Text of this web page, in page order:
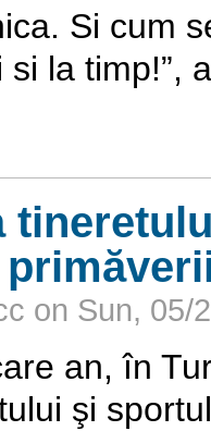
Si cum
la timp!”,
on Sun, 05/
an, în
şi